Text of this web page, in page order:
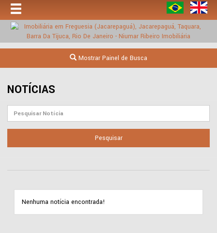
Mostrar Painel de Busca
NOTÍCIAS
Pesquisar
Nenhuma notícia encontrada!